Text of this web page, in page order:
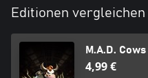
Editionen vergleichen
M.A.D. Cows
4,99 €